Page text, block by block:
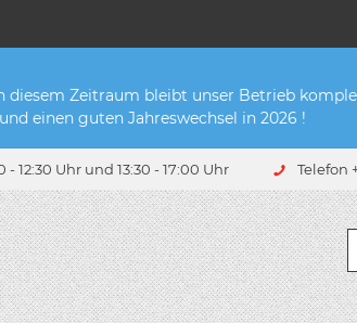
diesem Zeitraum bleibt unser Betrieb
einen guten Jahreswechsel in 2026 !
- 12:30 Uhr und 13:30 - 17:00 Uhr Telefon